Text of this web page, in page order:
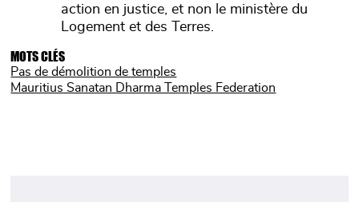
action en justice, et non le ministère du
Logement et des Terres.
MOTS CLÉS
Pas de démolition de temples
Mauritius Sanatan Dharma Temples Federation